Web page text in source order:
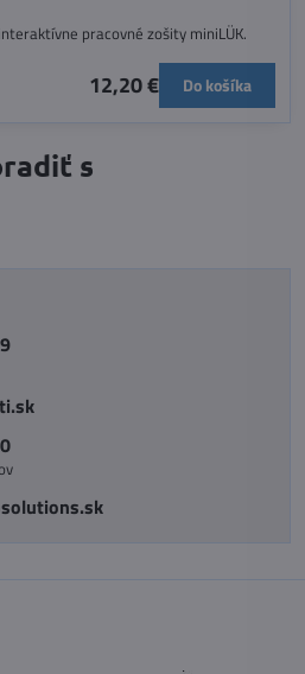
pracovné zošity miniLÜK.
12,20 € Do košíka
s